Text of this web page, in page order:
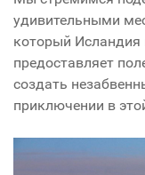
удивительными
который
предоставляет
создать
приключении в